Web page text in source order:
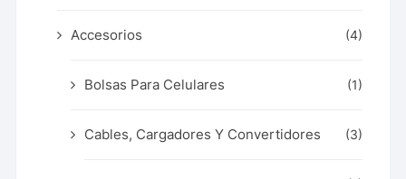
Accesorios (4)
Bolsas Para Celulares (1)
Cables, Cargadores Y Convertidores (3)